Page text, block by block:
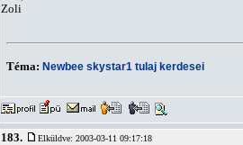
Zoli
Téma: Newbee skystar1 tulaj kerdesei
183. Elküldve: 2003-03-11 09:17:18